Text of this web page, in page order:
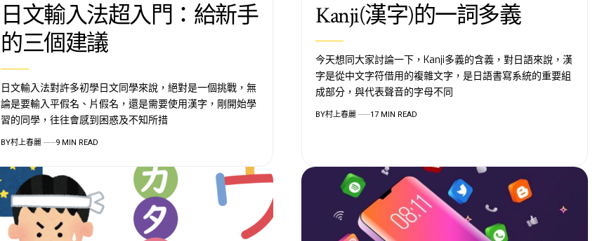
日文輸入法超入門：給新手
的三個建議
日文輸入法對許多初學日文同學來說，絕對是一個挑戰，無
論是要輸入平假名、片假名，還是需要使用漢字，剛開始學
習的同學，往往會感到困惑及不知所措
BY村上春麗 9 MIN READ
Kanji(漢字)的一詞多義
今天想同大家討論一下，Kanji多義的含義，對日語來說，漢
字是從中文字符借用的複雜文字，是日語書寫系統的重要組
成部分，與代表聲音的字母不同
BY村上春麗 17 MIN READ